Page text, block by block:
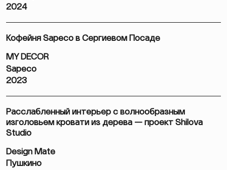
2024
Кофейня Sapeco в Сергиевом Посаде
MY DECOR
Sapeco
2023
Расслабленный интерьер с волнообразным
изголовьем кровати из дерева — проект Shilova
Studio
Design Mate
Пушкино